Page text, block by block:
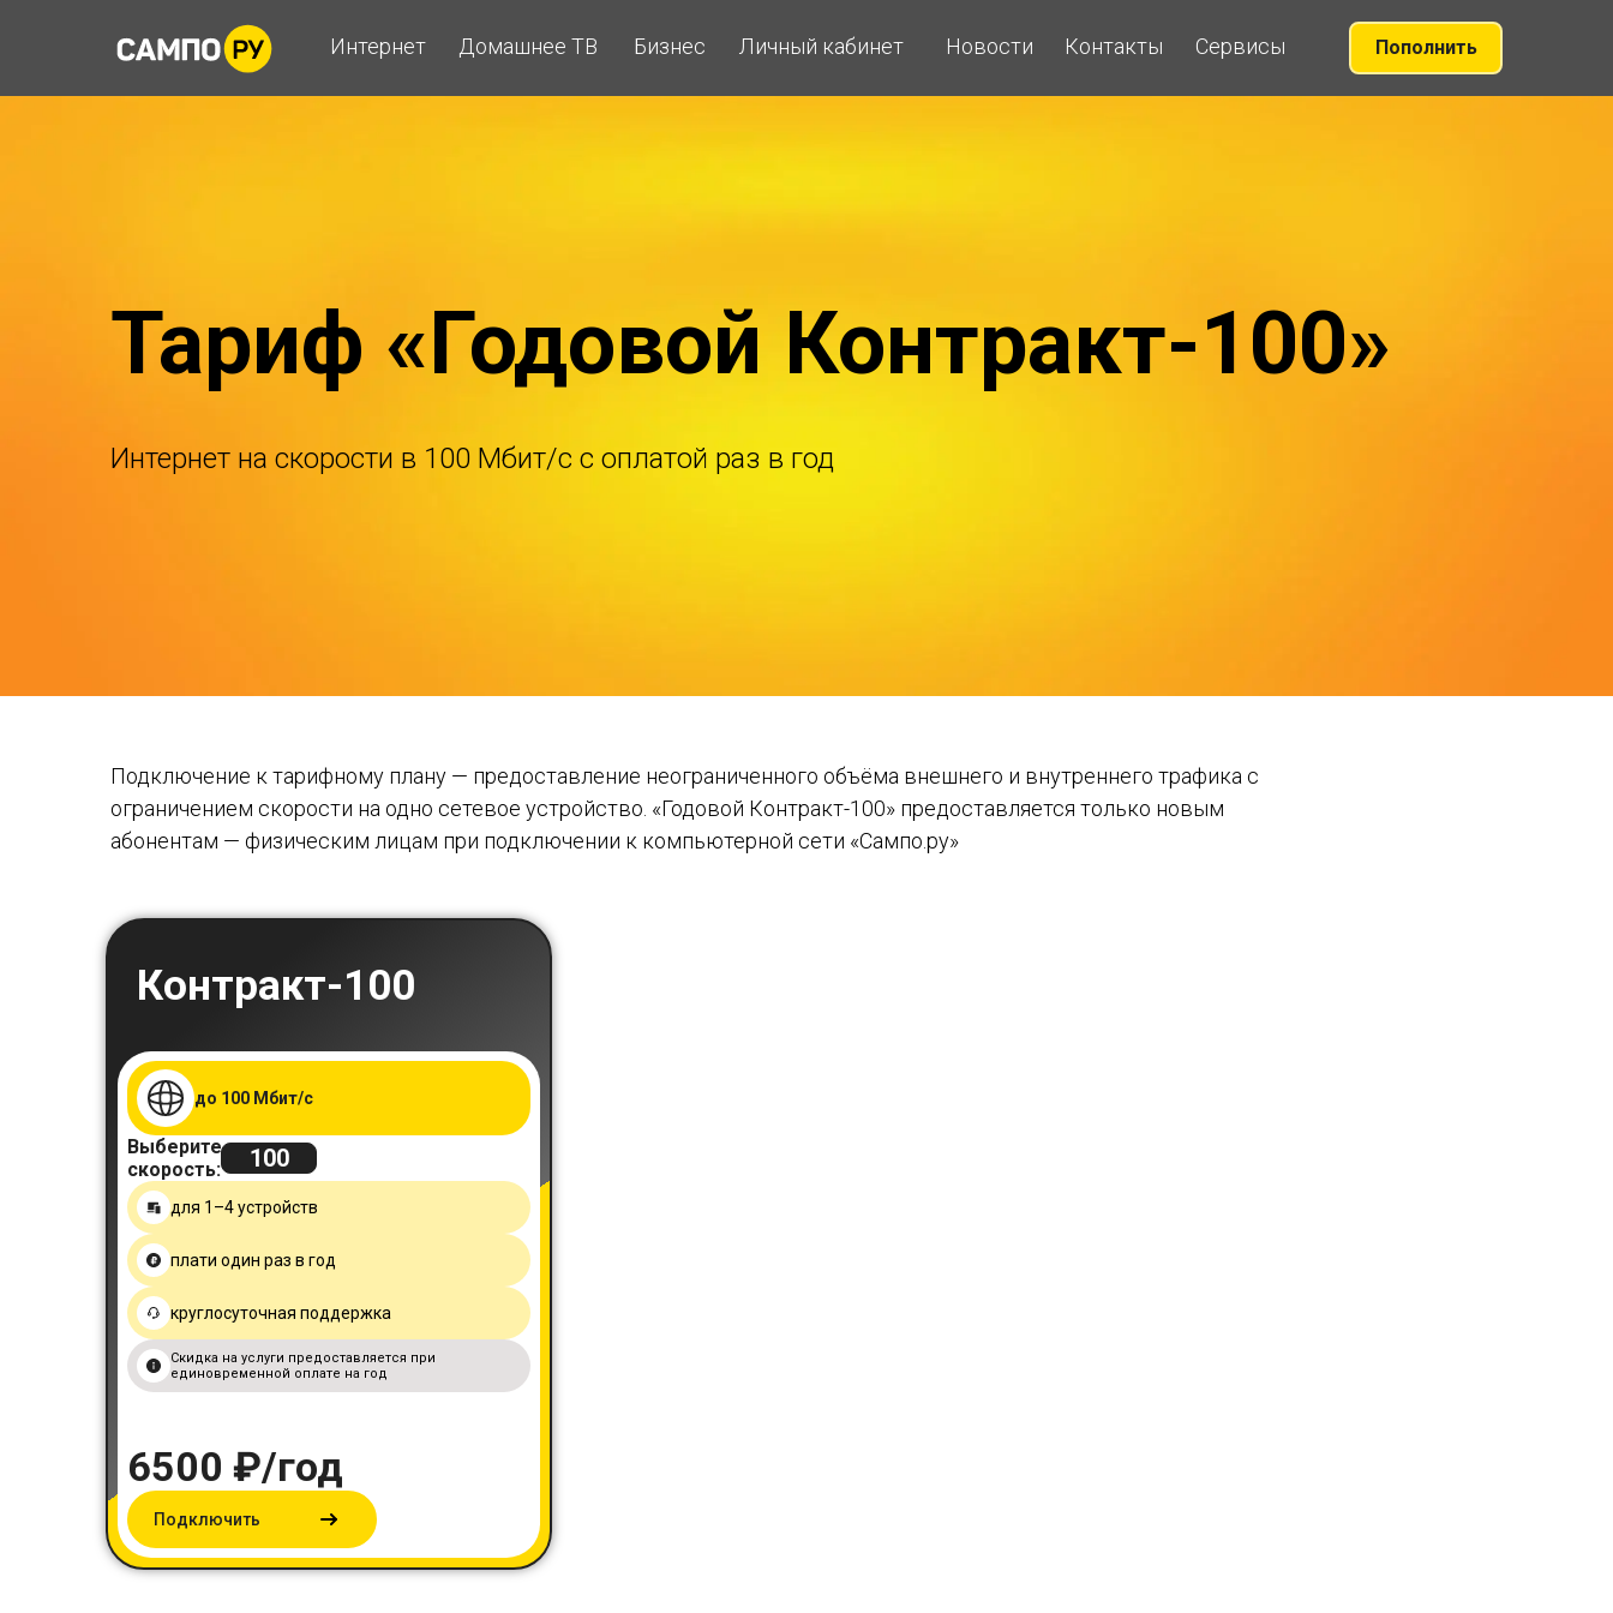
Интернет Домашнее ТВ Бизнес Личный кабинет Новости Контакты Сервисы Пополнить
Тариф «Годовой Контракт-100»
Интернет на скорости в 100 Мбит/с с оплатой раз в год
Подключение к тарифному плану — предоставление неограниченного объёма внешнего и внутреннего трафика с
ограничением скорости на одно сетевое устройство. «Годовой Контракт-100» предоставляется только новым
абонентам — физическим лицам при подключении к компьютерной сети «Сампо.ру»
Контракт-100
до 100 Мбит/с
Выберите
скорость:
100
для 1–4 устройств
плати один раз в год
круглосуточная поддержка
Скидка на услуги предоставляется при
единовременной оплате на год
6500 ₽/год
Подключить